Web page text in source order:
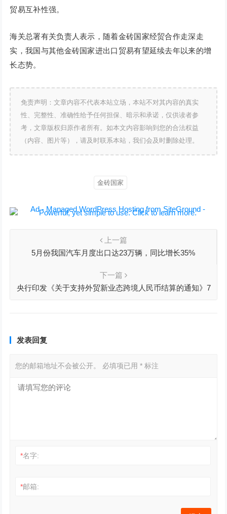
贸易互补性强。
海关总署有关负责人表示，随着金砖国家经贸合作走深走
实，我国与其他金砖国家进出口贸易有望延续去年以来的增
长态势。
免责声明：文章内容不代表本站立场，本站不对其内容的真实
性、完整性、准确性给予任何担保、暗示和承诺，仅供读者参
考，文章版权归原作者所有。如本文内容影响到您的合法权益
（内容、图片等），请及时联系本站，我们会及时删除处理。
金砖国家
上一篇
5月份我国汽车月度出口达23万辆，同比增长35%
下一篇
央行印发《关于支持外贸新业态跨境人民币结算的通知》7
发表回复
您的邮箱地址不会被公开。 必填项已用* 标注
*名字:
*邮箱: